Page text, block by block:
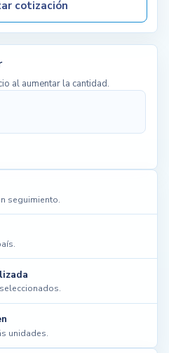
seguimiento.
unidades.
cotización
al aumentar la cantidad.